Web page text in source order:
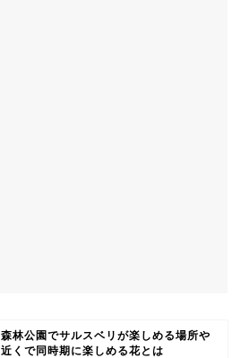
森林公園でサルスベリが楽しめる場所や
近くで同時期に楽しめる花とは